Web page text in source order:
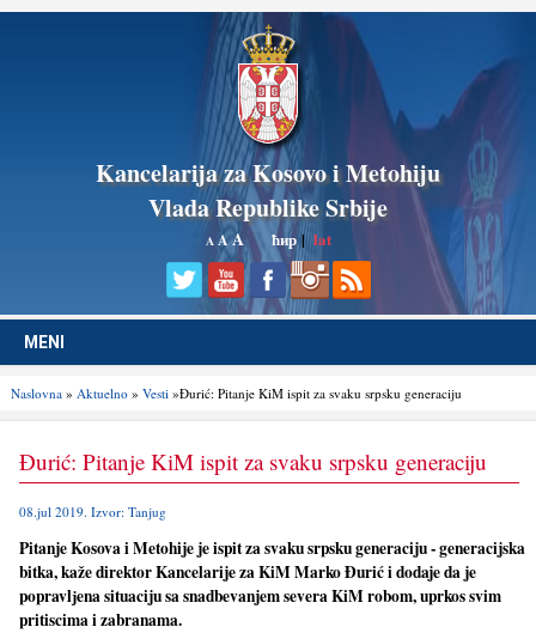
Kancelarija za Kosovo i Metohiju
Vlada Republike Srbije
A AA ћир|lat
MENI
Naslovna» Aktuelno» Vesti»Đurić: Pitanje KiM ispit za svaku srpsku generaciju
Đurić: Pitanje KiM ispit za svaku srpsku generaciju
08.jul 2019. Izvor: Tanjug
Pitanje Kosova i Metohije je ispit za svaku srpsku generaciju - generacijska
bitka, kaže direktor Kancelarije za KiM Marko Đurić i dodaje da je
popravlјena situaciju sa snadbevanjem severa KiM robom, uprkos svim
pritiscima i zabranama.